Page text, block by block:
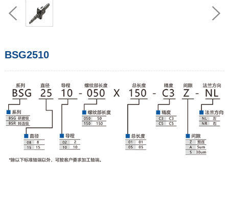
BSG2510